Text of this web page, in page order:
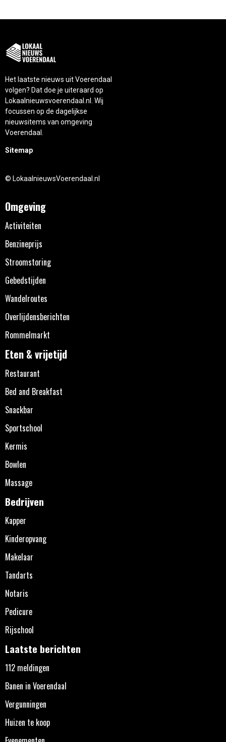
Het laatste nieuws uit Voerendaal
volgen? Dat doe je uiteraard op
Lokaalnieuwsvoerendaal.nl. Wij
focussen op de dagelijkse
nieuwsitems van omgeving
Voerendaal.
Sitemap
© LokaalnieuwsVoerendaal.nl
Omgeving
Activiteiten
Benzineprijs
Stroomstoring
Gebedstijden
Wandelroutes
Overlijdensberichten
Rommelmarkt
Eten & vrijetijd
Restaurant
Bed and Breakfast
Snackbar
Sportschool
Kermis
Bowlen
Massage
Bedrijven
Kapper
Kinderopvang
Makelaar
Tandarts
Notaris
Pedicure
Rijschool
Laatste berichten
112 meldingen
Banen in Voerendaal
Vergunningen
Huizen te koop